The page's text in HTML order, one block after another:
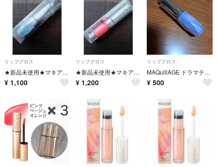
リップグロス
★新品未使用★マキアージュ エッセンスグラマラスルージュ RD791
¥ 1,100
リップグロス
★新品未使用★マキアージュ パーフェクトグロス OR264
¥ 1,200
リップグロス
MAQuillAGE ドラマティックエッセンスルージュ
¥ 500